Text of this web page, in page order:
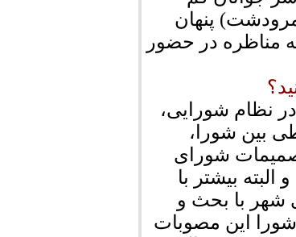
پنهان
مناظره در حضور
نظام شورایی،
بین شورا،
شورای
بیشتر با
شهر با بحث و
این مصوبات